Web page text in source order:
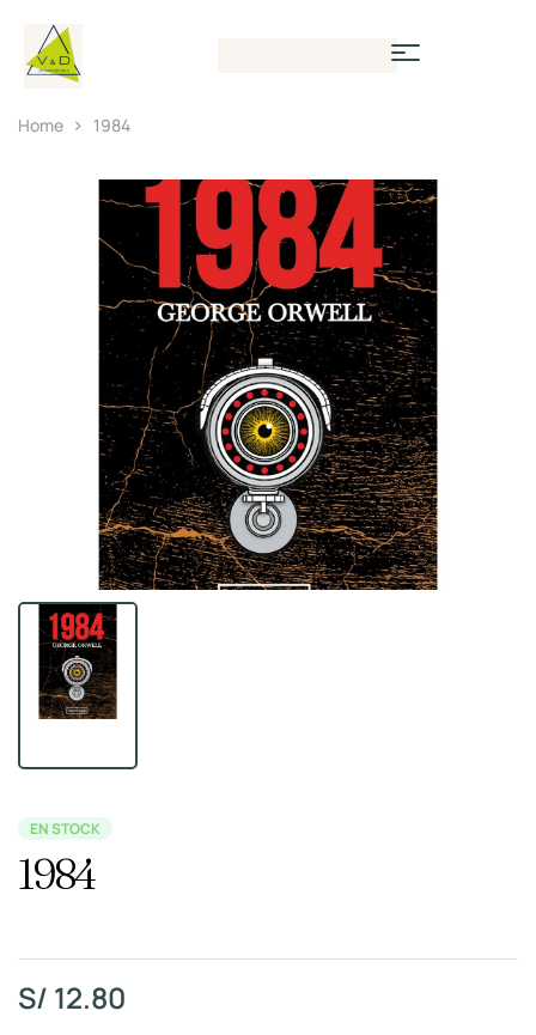
Home 1984
EN STOCK
1984
S/ 12.80